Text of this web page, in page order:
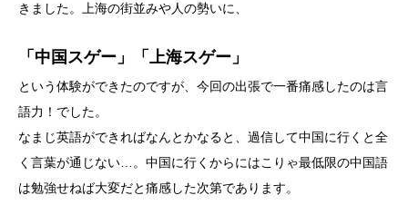
きました。上海の街並みや人の勢いに、
「中国スゲー」「上海スゲー」
という体験ができたのですが、今回の出張で一番痛感したのは言
語力！でした。
なまじ英語ができればなんとかなると、過信して中国に行くと全
く言葉が通じない…。中国に行くからにはこりゃ最低限の中国語
は勉強せねば大変だと痛感した次第であります。